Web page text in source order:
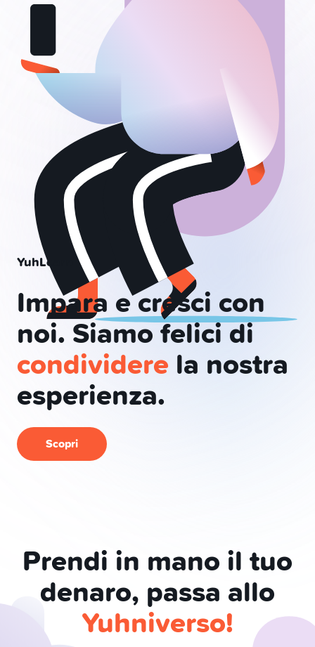
YuhLearn
Impara e cresci con
noi. Siamo felici di
condividere la nostra
esperienza.
Scopri
Prendi in mano il tuo
denaro, passa allo
Yuhniverso!